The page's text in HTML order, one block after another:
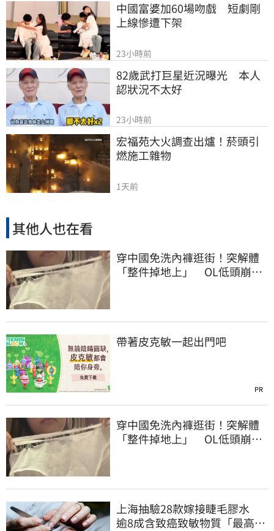
中國富婆加60場吻戲　短劇剛
上線慘遭下架
23小時前
82歲武打巨星近況曝光　本人
認狀況不太好
23小時前
宏福苑大火調查出爐！菸頭引
燃施工雜物
1天前
其他人也在看
穿中國免洗內褲逛街！突解體
「整件掉地上」 OL低頭崩
帶著皮克敏一起出門吧
PR
穿中國免洗內褲逛街！突解體
「整件掉地上」 OL低頭崩
上海抽驗28款嫁接睫毛膠水
逾8成含致癌致敏物質「最高超